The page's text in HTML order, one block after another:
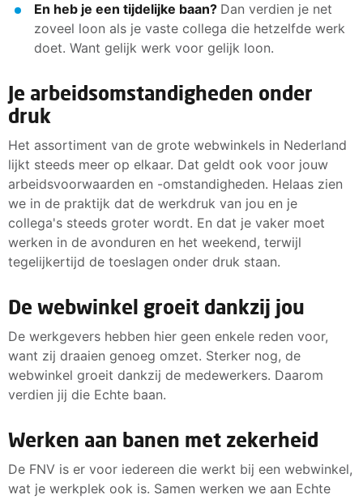
En heb je een tijdelijke baan? Dan verdien je net
zoveel loon als je vaste collega die hetzelfde werk
doet. Want gelijk werk voor gelijk loon.
Je arbeidsomstandigheden onder
druk
Het assortiment van de grote webwinkels in Nederland
lijkt steeds meer op elkaar. Dat geldt ook voor jouw
arbeidsvoorwaarden en -omstandigheden. Helaas zien
we in de praktijk dat de werkdruk van jou en je
collega's steeds groter wordt. En dat je vaker moet
werken in de avonduren en het weekend, terwijl
tegelijkertijd de toeslagen onder druk staan.
De webwinkel groeit dankzij jou
De werkgevers hebben hier geen enkele reden voor,
want zij draaien genoeg omzet. Sterker nog, de
webwinkel groeit dankzij de medewerkers. Daarom
verdien jij die Echte baan.
Werken aan banen met zekerheid
De FNV is er voor iedereen die werkt bij een webwinkel,
wat je werkplek ook is. Samen werken we aan Echte